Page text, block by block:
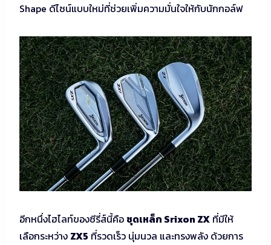
Shape ดีไซน์แบบใหม่ที่ช่วยเพิ่มความมั่นใจให้กับนักกอล์ฟ
อีกหนึ่งไฮไลท์ของซีรี่ส์นี้คือชุดเหล็ก Srixon ZX ที่มีให้
เลือกระหว่าง ZX5 ที่รวดเร็ว นุ่มนวล และทรงพลัง ด้วยการ